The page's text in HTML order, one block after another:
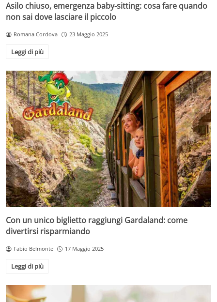
Asilo chiuso, emergenza baby-sitting: cosa fare quando
non sai dove lasciare il piccolo
Romana Cordova 23 Maggio 2025
Leggi di più
Con un unico biglietto raggiungi Gardaland: come
divertirsi risparmiando
Fabio Belmonte 17 Maggio 2025
Leggi di più